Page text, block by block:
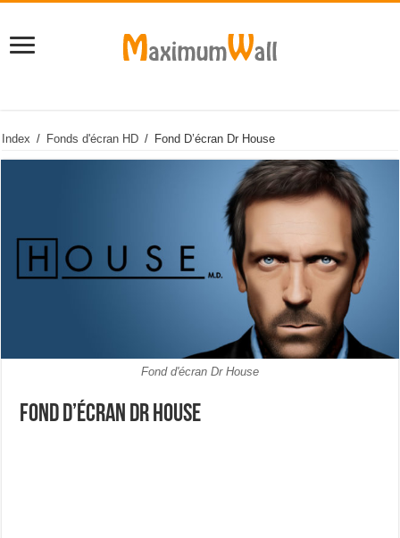
Index / Fonds d'écran HD / Fond D’écran Dr House
Fond d'écran Dr House
Fond D’écran Dr House